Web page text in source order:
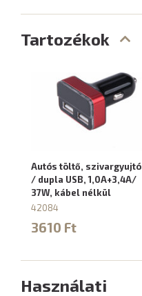
Tartozékok
Autós töltő, szivargyujtó
/ dupla USB, 1,0A+3,4A/
37W, kábel nélkül
42084
3610 Ft
Használati